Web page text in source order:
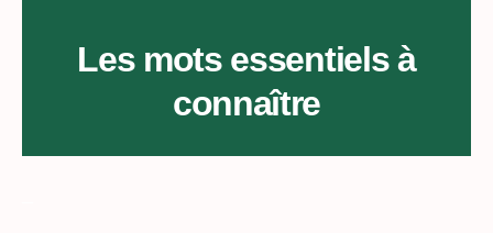
Les mots essentiels à
connaître